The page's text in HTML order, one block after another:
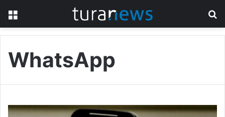
WhatsApp